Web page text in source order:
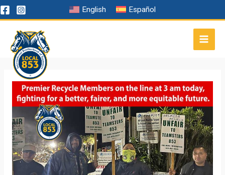
Ir
al
contenido
English Español